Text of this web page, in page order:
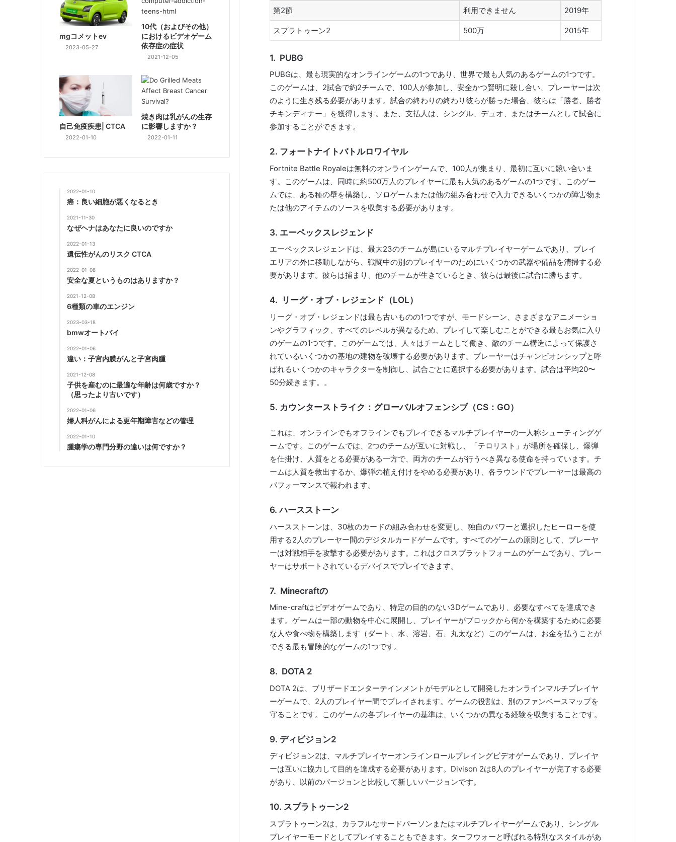
第2節 利用できません 2019年
スプラトゥーン2 500万 2015年
1. PUBG
PUBGは、最も現実的なオンラインゲームの1つであり、世界で最も人気のあるゲームの1つです。
このゲームは、2試合で約2チームで、100人が参加し、安全かつ賢明に殺し合い、プレーヤーは次
のように生き残る必要があります。試合の終わりの終わり彼らが勝った場合、彼らは「勝者、勝者
チキンディナー」を獲得します。また、支払人は、シングル、デュオ、またはチームとして試合に
参加することができます。
2. フォートナイトバトルロワイヤル
Fortnite Battle Royaleは無料のオンラインゲームで、100人が集まり、最初に互いに競い合いま
す。このゲームは、同時に約500万人のプレイヤーに最も人気のあるゲームの1つです。このゲー
ムでは、ある種の壁を構築し、ソロゲームまたは他の組み合わせで入力できるいくつかの障害物ま
たは他のアイテムのソースを収集する必要があります。
3. エーペックスレジェンド
エーペックスレジェンドは、最大23のチームが島にいるマルチプレイヤーゲームであり、プレイ
エリアの外に移動しながら、戦闘中の別のプレイヤーのためにいくつかの武器や備品を清掃する必
要があります。彼らは捕まり、他のチームが生きているとき、彼らは最後に試合に勝ちます。
4. リーグ・オブ・レジェンド（LOL）
リーグ・オブ・レジェンドは最も古いものの1つですが、モードシーン、さまざまなアニメーショ
ンやグラフィック、すべてのレベルが異なるため、プレイして楽しむことができる最もお気に入り
のゲームの1つです。このゲームでは、人々はチームとして働き、敵のチーム構造によって保護さ
れているいくつかの基地の建物を破壊する必要があります。プレーヤーはチャンピオンシップと呼
ばれるいくつかのキャラクターを制御し、試合ごとに選択する必要があります。試合は平均20〜
50分続きます。。
5. カウンターストライク：グローバルオフェンシブ（CS：GO）
これは、オンラインでもオフラインでもプレイできるマルチプレイヤーの一人称シューティングゲ
ームです。このゲームでは、2つのチームが互いに対戦し、「テロリスト」が場所を確保し、爆弾
を仕掛け、人質をとる必要がある一方で、両方のチームが行うべき異なる使命を持っています。チ
ームは人質を救出するか、爆弾の植え付けをやめる必要があり、各ラウンドでプレーヤーは最高の
パフォーマンスで報われます。
6.ハースストーン
ハースストーンは、30枚のカードの組み合わせを変更し、独自のパワーと選択したヒーローを使
用する2人のプレーヤー間のデジタルカードゲームです。すべてのゲームの原則として、プレーヤ
ーは対戦相手を攻撃する必要があります。これはクロスプラットフォームのゲームであり、プレー
ヤーはサポートされているデバイスでプレイできます。
7. Minecraftの
Mine-craftはビデオゲームであり、特定の目的のない3Dゲームであり、必要なすべてを達成でき
ます。ゲームは一部の動物を中心に展開し、プレイヤーがブロックから何かを構築するために必要
な人や食べ物を構築します（ダート、水、溶岩、石、丸太など）このゲームは、お金を払うことが
できる最も冒険的なゲームの1つです。
8. DOTA 2
DOTA 2は、ブリザードエンターテインメントがモデルとして開発したオンラインマルチプレイヤ
ーゲームで、2人のプレイヤー間でプレイされます。ゲームの役割は、別のファンベースマップを
守ることです。このゲームの各プレイヤーの基準は、いくつかの異なる経験を収集することです。
9. ディビジョン2
ディビジョン2は、マルチプレイヤーオンラインロールプレイングビデオゲームであり、プレイヤ
ーは互いに協力して目的を達成する必要があります。Divison 2は8人のプレイヤーが完了する必要
があり、以前のバージョンと比較して新しいバージョンです。
10. スプラトゥーン2
スプラトゥーン2は、カラフルなサードパーソンまたはマルチプレイヤーゲームであり、シングル
プレイヤーモードとしてプレイすることもできます。ターフウォーと呼ばれる特別なスタイルがあ
mgコメットev
2023-05-27
10代（およびその他）
におけるビデオゲーム
依存症の症状
2021-12-05
自己免疫疾患| CTCA
2022-01-10
焼き肉は乳がんの生存
に影響しますか？
2022-01-11
2022-01-10
癌：良い細胞が悪くなるとき
2021-11-30
なぜヘナはあなたに良いのですか
2022-01-13
遺伝性がんのリスク CTCA
2022-01-08
安全な夏というものはありますか？
2021-12-08
6種類の車のエンジン
2023-03-18
bmwオートバイ
2022-01-06
違い：子宮内膜がんと子宮肉腫
2021-12-08
子供を産むのに最適な年齢は何歳ですか？
（思ったより古いです）
2022-01-06
婦人科がんによる更年期障害などの管理
2022-01-10
腫瘍学の専門分野の違いは何ですか？